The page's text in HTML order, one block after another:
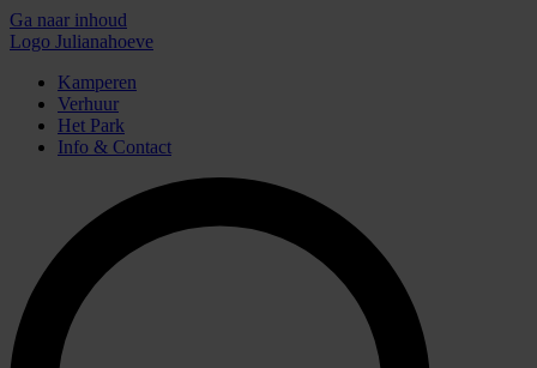
Ga naar inhoud
Logo Julianahoeve
Kamperen
Verhuur
Het Park
Info & Contact